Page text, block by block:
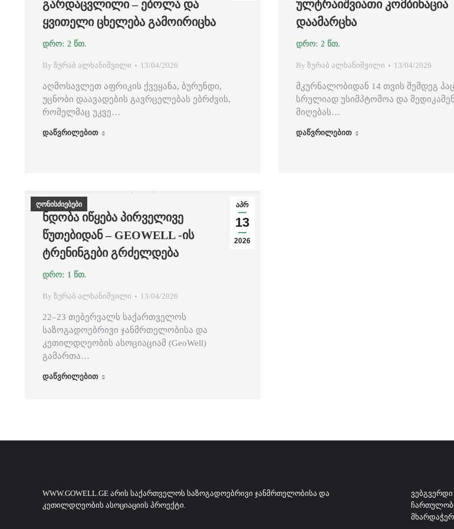
ᲒᲐᲠᲓᲐᲪᲕᲚᲘᲚᲘ – ᲔᲑᲝᲚᲐ ᲓᲐ
ᲧᲕᲘᲗᲔᲚᲘ ᲪᲮᲔᲚᲔᲑᲐ ᲒᲐᲛᲝᲘᲠᲘᲪᲮᲐ
By ზურაბ ალხანიშვილი 13/04/2026
აღმოსავლეთ აფრიკის ქვეყანა, ბურუნდი,
უცნობი დაავადების გავრცელებას ებრძვის,
რომელმაც უკვე…
დაწვრილებით
ᲣᲚᲢᲠᲐᲘᲨᲕᲘᲐᲗᲘ ᲙᲝᲛᲑᲘᲜᲐᲪᲘᲐ
ᲓᲐᲐᲛᲐᲠᲪᲮᲐ
By ზურაბ ალხანიშვილი 13/04/2026
მკურნალობიდან 14 თვის შემდეგ
სრულიად უსიმპტომოა და
მიღებას…
დაწვრილებით
აპრ
13
2026
ღონისძიებები
ᲜᲓᲝᲑᲐ ᲘᲬᲧᲔᲑᲐ ᲞᲘᲠᲕᲔᲚᲘᲕᲔ
ᲬᲣᲗᲔᲑᲘᲓᲐᲜ – GEOWELL -ᲘᲡ
ᲢᲠᲔᲜᲘᲜᲒᲔᲑᲘ ᲒᲠᲫᲔᲚᲓᲔᲑᲐ
By ზურაბ ალხანიშვილი 13/04/2026
22–23 თებერვალს საქართველოს
საზოგადოებრივი ჯანმრთელობისა და
კეთილდღეობის ასოციაციამ (GeoWell)
გამართა…
დაწვრილებით
WWW.GOWELL.GE ᲐᲠᲘᲡ ᲡᲐᲥᲐᲠᲗᲕᲔᲚᲝᲡ ᲡᲐᲖᲝᲒᲐᲓᲝᲔᲑᲠᲘᲕᲘ ᲯᲐᲜᲛᲠᲗᲔᲚᲝᲑᲘᲡᲐ ᲓᲐ
ᲙᲔᲗᲘᲚᲓᲦᲔᲝᲑᲘᲡ ᲐᲡᲝᲪᲘᲐᲪᲘᲘᲡ ᲞᲠᲝᲔᲥᲢᲘ.